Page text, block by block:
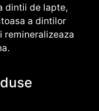
dintii de lapte,
a dintilor
remineralizeaza